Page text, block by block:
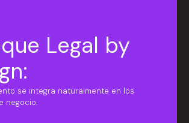
Legal by
se integra naturalmente en los
negocio.